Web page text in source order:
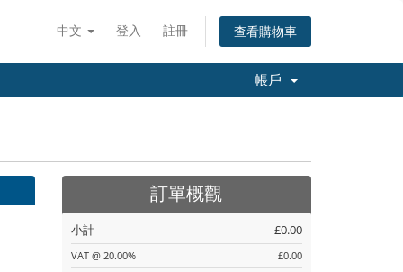
中文 登入 註冊 查看購物車
帳戶
訂單概觀
小計 £0.00
VAT @ 20.00%
£0.00